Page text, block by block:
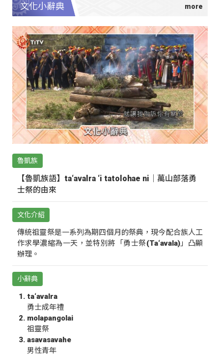
文化小辭典
魯凱族
【魯凱族語】ta‘avalra ‘i tatolohae ni｜萬山部落勇
士祭的由來
文化介紹
傳統祖靈祭是一系列為期四個月的祭典，現今配合族人工
作求學濃縮為一天，並特別將「勇士祭(Ta‘avala)」凸顯
辦理。
小辭典
ta‘avalra
勇士成年禮
molapangolai
祖靈祭
asavasavahe
男性青年